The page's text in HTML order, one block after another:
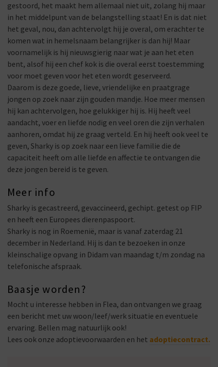
gestoord, het maakt hem allemaal niet uit, zolang hij maar
in het middelpunt van de belangstelling staat! En is dat niet
het geval, nou, dan achtervolgt hij je overal, om erachter te
komen wat in hemelsnaam belangrijker is dan hij! Maar
voornamelijk is hij nieuwsgierig naar wat je aan het eten
bent, alsof hij een chef kok is die overal eerst toestemming
voor moet geven voor het eten wordt geserveerd.
Daarom is deze goede, lieve, vriendelijke en praatgrage
jongen op zoek naar zijn gouden mandje. Hoe meer mensen
hij kan achtervolgen, hoe gelukkiger hij is. Hij heeft veel
aandacht, voer en liefde nodig en veel oren die zijn verhalen
aanhoren, omdat hij ze graag verteld. En hij heeft ook veel te
geven, Sharky is op zoek naar een lieve familie die de
capaciteit heeft om alle liefde en affectie te ontvangen die
deze jongen bereid is te geven.
Meer info
Sharky is gecastreerd, gevaccineerd, gechipt. getest op FIP
en heeft een Europees dierenpaspoort.
Sharky is nog in Roemenië, maar is vanaf zaterdag 21
december in Nederland. Hij is dan te bezoeken in onze
kleinschalige opvang in Didam van maandag t/m zondag na
telefonische afspraak.
Baasje worden?
Mocht u interesse hebben in Flea, dan ontvangen we graag
een bericht met uw woon/leef/werk situatie en eventuele
ervaring. Bellen mag natuurlijk ook!
Lees ook onze adoptievoorwaarden en het adoptiecontract.